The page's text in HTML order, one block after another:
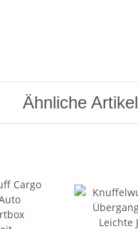
Ähnliche Artikel